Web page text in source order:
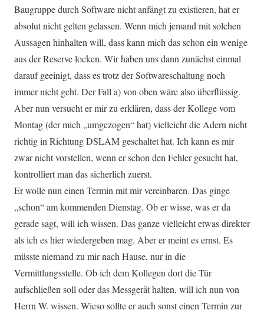
Baugruppe durch Software nicht anfängt zu existieren, hat er
absolut nicht gelten gelassen. Wenn mich jemand mit solchen
Aussagen hinhalten will, dass kann mich das schon ein wenige
aus der Reserve locken. Wir haben uns dann zunächst einmal
darauf geeinigt, dass es trotz der Softwareschaltung noch
immer nicht geht. Der Fall a) von oben wäre also überflüssig.
Aber nun versucht er mir zu erklären, dass der Kollege vom
Montag (der mich „umgezogen“ hat) vielleicht die Adern nicht
richtig in Richtung DSLAM geschaltet hat. Ich kann es mir
zwar nicht vorstellen, wenn er schon den Fehler gesucht hat,
kontrolliert man das sicherlich zuerst.
Er wolle nun einen Termin mit mir vereinbaren. Das ginge
„schon“ am kommenden Dienstag. Ob er wisse, was er da
gerade sagt, will ich wissen. Das ganze vielleicht etwas direkter
als ich es hier wiedergeben mag. Aber er meint es ernst. Es
müsste niemand zu mir nach Hause, nur in die
Vermittlungsstelle. Ob ich dem Kollegen dort die Tür
aufschließen soll oder das Messgerät halten, will ich nun von
Herrn W. wissen. Wieso sollte er auch sonst einen Termin zur